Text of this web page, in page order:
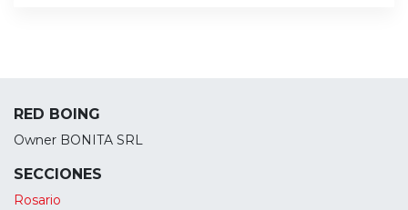
RED BOING
Owner BONITA SRL
SECCIONES
Rosario